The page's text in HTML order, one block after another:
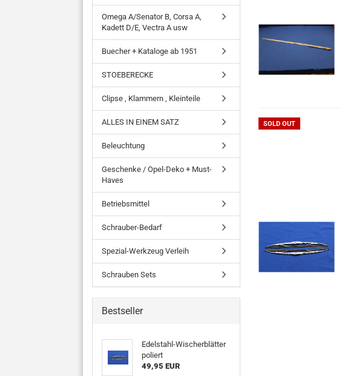
SOLD OUT
Omega A/Senator B, Corsa A,
Kadett D/E, Vectra A usw
Buecher + Kataloge ab 1951
STOEBERECKE
Clipse , Klammern , Kleinteile
ALLES IN EINEM SATZ
Beleuchtung
Geschenke / Opel-Deko + Must-
Haves
Betriebsmittel
Schrauber-Bedarf
Spezial-Werkzeug Verleih
Schrauben Sets
Bestseller
Edelstahl-Wischerblätter
poliert
49,95 EUR